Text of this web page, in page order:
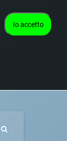
Io accetto